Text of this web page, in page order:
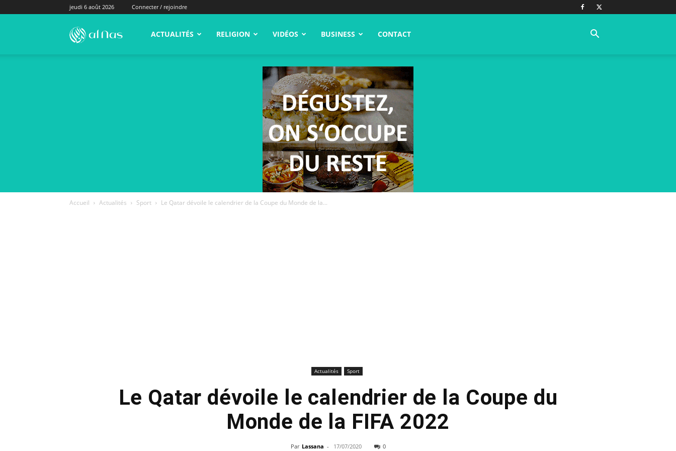
jeudi 6 août 2026 Connecter / rejoindre
alNas.fr ACTUALITÉS RELIGION VIDÉOS BUSINESS CONTACT
Accueil Actualités Sport Le Qatar dévoile le calendrier de la Coupe du Monde de la...
Actualités Sport
Le Qatar dévoile le calendrier de la Coupe du
Monde de la FIFA 2022
Par Lassana - 17/07/2020 0